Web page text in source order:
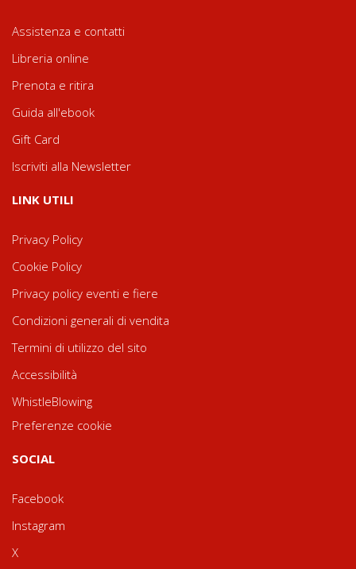
Assistenza e contatti
Libreria online
Prenota e ritira
Guida all'ebook
Gift Card
Iscriviti alla Newsletter
LINK UTILI
Privacy Policy
Cookie Policy
Privacy policy eventi e fiere
Condizioni generali di vendita
Termini di utilizzo del sito
Accessibilità
WhistleBlowing
Preferenze cookie
SOCIAL
Facebook
Instagram
X